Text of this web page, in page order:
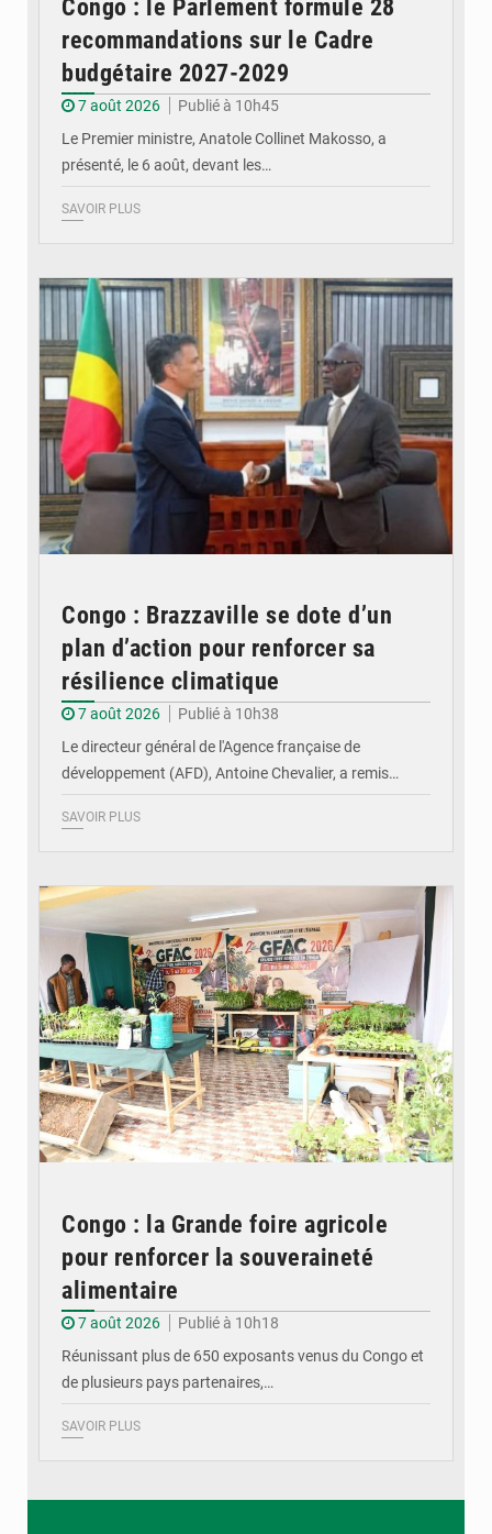
Congo : le Parlement formule 28
recommandations sur le Cadre
budgétaire 2027-2029
7 août 2026
Publié à 10h45
Le Premier ministre, Anatole Collinet Makosso, a
présenté, le 6 août, devant les…
SAVOIR PLUS
Congo : Brazzaville se dote d’un
plan d’action pour renforcer sa
résilience climatique
7 août 2026
Publié à 10h38
Le directeur général de l'Agence française de
développement (AFD), Antoine Chevalier, a remis…
SAVOIR PLUS
Congo : la Grande foire agricole
pour renforcer la souveraineté
alimentaire
7 août 2026
Publié à 10h18
Réunissant plus de 650 exposants venus du Congo et
de plusieurs pays partenaires,…
SAVOIR PLUS